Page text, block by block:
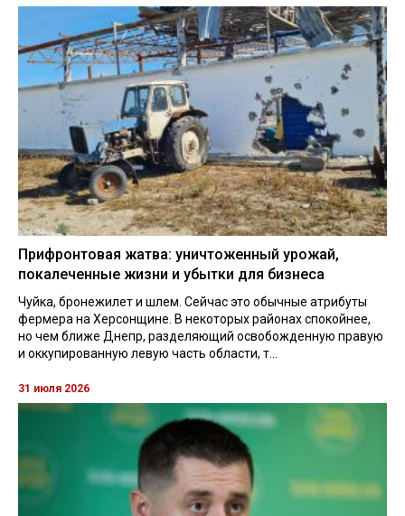
Прифронтовая жатва: уничтоженный урожай,
покалеченные жизни и убытки для бизнеса
Чуйка, бронежилет и шлем. Сейчас это обычные атрибуты
фермера на Херсонщине. В некоторых районах спокойнее,
но чем ближе Днепр, разделяющий освобожденную правую
и оккупированную левую часть области, т...
31 июля 2026